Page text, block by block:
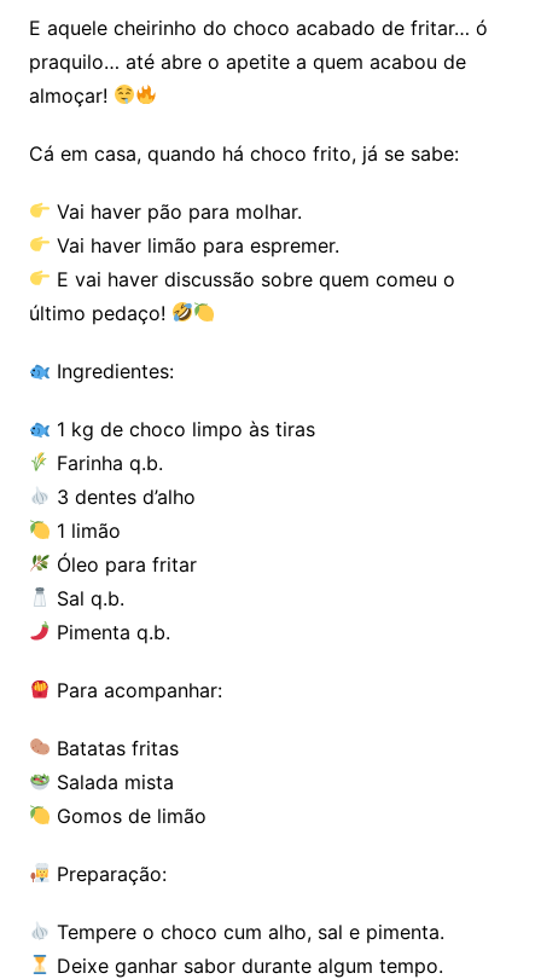
E aquele cheirinho do choco acabado de fritar… ó
praquilo… até abre o apetite a quem acabou de
almoçar!
Cá em casa, quando há choco frito, já se sabe:
Vai haver pão para molhar.
Vai haver limão para espremer.
E vai haver discussão sobre quem comeu o
último pedaço!
Ingredientes:
1 kg de choco limpo às tiras
Farinha q.b.
3 dentes d’alho
1 limão
Óleo para fritar
Sal q.b.
Pimenta q.b.
Para acompanhar:
Batatas fritas
Salada mista
Gomos de limão
Preparação:
Tempere o choco cum alho, sal e pimenta.
Deixe ganhar sabor durante algum tempo.